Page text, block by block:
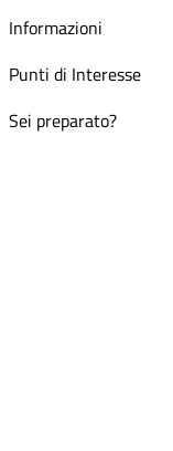
Informazioni
Punti di Interesse
Sei preparato?